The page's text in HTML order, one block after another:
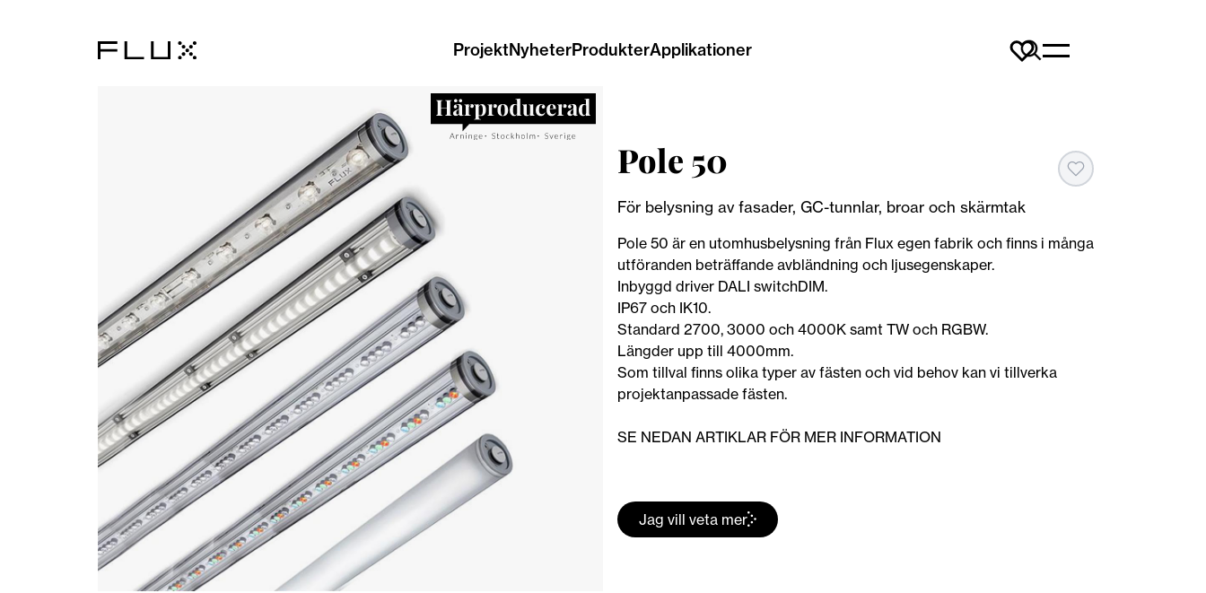
ProjektNyheterProdukterApplikationer
Pole 50
För belysning av fasader, GC-tunnlar, broar och skärmtak
Pole 50 är en utomhusbelysning från Flux egen fabrik och finns i många
utföranden beträffande avbländning och ljusegenskaper.
Inbyggd driver DALI switchDIM.
IP67 och IK10.
Standard 2700, 3000 och 4000K samt TW och RGBW.
Längder upp till 4000mm.
Som tillval finns olika typer av fästen och vid behov kan vi tillverka
projektanpassade fästen.
SE NEDAN ARTIKLAR FÖR MER INFORMATION
Jag vill veta mer